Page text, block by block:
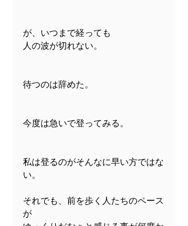
が、いつまで経っても
人の波が切れない。
待つのは辞めた。
今度は急いで登ってみる。
私は登るのがそんなに早い方ではな
い。
それでも、前を歩く人たちのペース
が